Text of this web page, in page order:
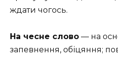
ждати чогось.
На чесне слово — на
запевнення, обіцяння;